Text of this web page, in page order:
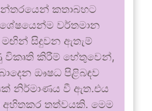
කතාබහට
වර්තමාන
මඟින් සිදුවන ඇතැම්
විකෘති කිරීම් හේතුවෙන්,
ඖෂධ පිළිබඳව
නිර්මාණය වී ඇත.එය
අහිතකර තත්වයකි. මෙම